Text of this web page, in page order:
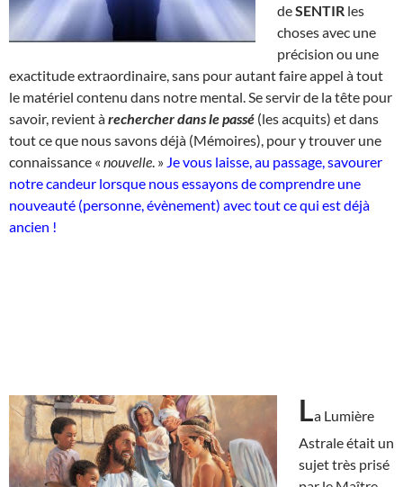
deSENTIR les
choses avec une
précision ou une
exactitude extraordinaire, sans pour autant faire appel à tout
le matériel contenu dans notre mental. Se servir de la tête pour
savoir, revient àrechercher dans le passé (les acquits) et dans
tout ce que nous savons déjà (Mémoires), pour y trouver une
connaissance « nouvelle . » Je vous laisse, au passage, savourer
notre candeur lorsque nous essayons de comprendre une
nouveauté (personne, évènement) avec tout ce qui est déjà
ancien !
La Lumière
Astrale était un
sujet très prisé